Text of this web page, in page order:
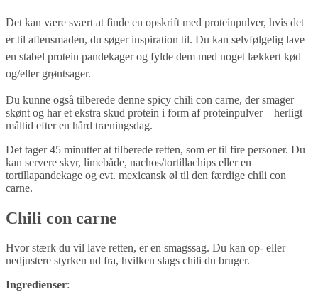
Det kan være svært at finde en opskrift med proteinpulver, hvis det
er til aftensmaden, du søger inspiration til. Du kan selvfølgelig lave
en stabel protein pandekager og fylde dem med noget lækkert kød
og/eller grøntsager.
Du kunne også tilberede denne spicy chili con carne, der smager
skønt og har et ekstra skud protein i form af proteinpulver – herligt
måltid efter en hård træningsdag.
Det tager 45 minutter at tilberede retten, som er til fire personer. Du
kan servere skyr, limebåde, nachos/tortillachips eller en
tortillapandekage og evt. mexicansk øl til den færdige chili con
carne.
Chili con carne
Hvor stærk du vil lave retten, er en smagssag. Du kan op- eller
nedjustere styrken ud fra, hvilken slags chili du bruger.
Ingredienser: